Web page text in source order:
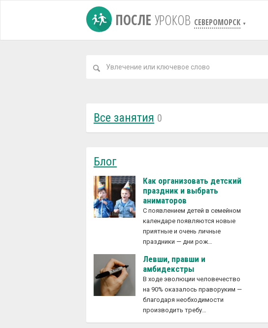
ПОСЛЕ УРОКОВ СЕВЕРОМОРСК ▼
Все занятия 0
Блог
Как организовать детский
праздник и выбрать
аниматоров
С появлением детей в семейном
календаре появляются новые
приятные и очень личные
праздники — дни рож…
Левши, правши и
амбидекстры
В ходе эволюции человечество
на 90% оказалось праворуким —
благодаря необходимости
производить требу…